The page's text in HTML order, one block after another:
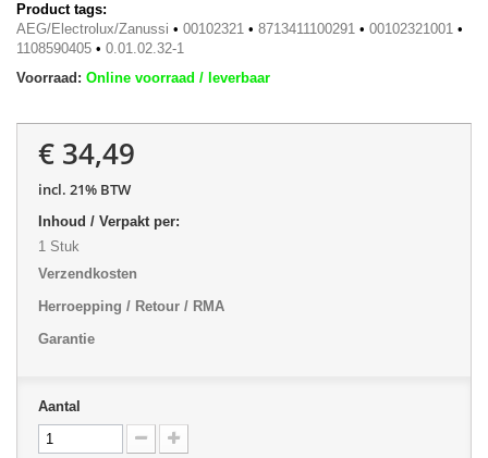
Product tags:
AEG/Electrolux/Zanussi • 00102321 • 8713411100291 • 00102321001 •
1108590405 • 0.01.02.32-1
Voorraad: Online voorraad / leverbaar
€ 34,49
incl. 21% BTW
Inhoud / Verpakt per:
1 Stuk
Verzendkosten
Herroepping / Retour / RMA
Garantie
Aantal